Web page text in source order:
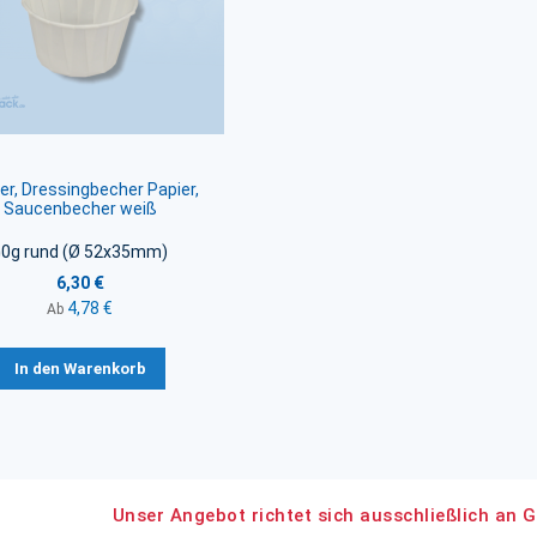
Dressingbecher Papier,
Saucenbecher weiß
rund (Ø 52x35mm)
6,30 €
Ab 4,78 €
In den Warenkorb
Unser Angebot richtet sich ausschließlich an